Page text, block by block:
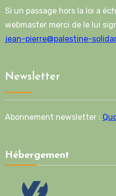
Si un passage hors la loi a
webmaster merci de le lui
jean-pierre@palestine-
Newsletter
Abonnement newsletter :
Hébergement